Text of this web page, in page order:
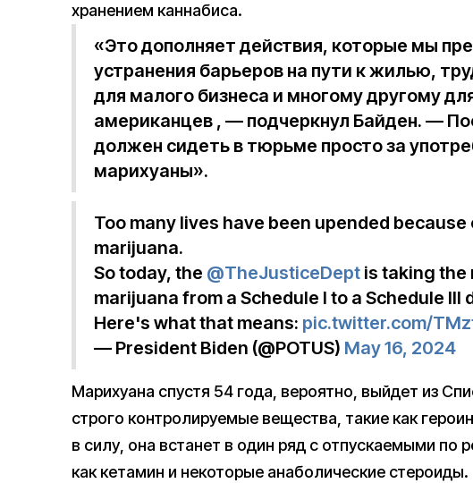
хранением каннабиса.
«Это дополняет действия, которые мы
устранения барьеров на пути к жилью,
для малого бизнеса и многому другому
американцев , — подчеркнул Байден. —
должен сидеть в тюрьме просто за
марихуаны».
Too many lives have been upended
marijuana.
So today, the @TheJusticeDept is taking
marijuana from a Schedule I to a Schedule
Here's what that means: pic.twitter.com/
— President Biden (@POTUS) May 16, 2024
Марихуана спустя 54 года, вероятно, выйдет из
строго контролируемые вещества, такие как
в силу, она встанет в один ряд с отпускаемыми по
как кетамин и некоторые анаболические стероиды.